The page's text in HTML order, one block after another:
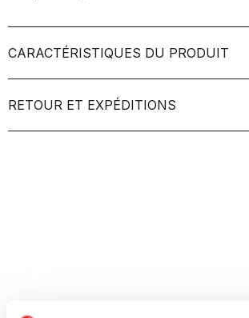
CARACTÉRISTIQUES DU PRODUIT
RETOUR ET EXPÉDITIONS